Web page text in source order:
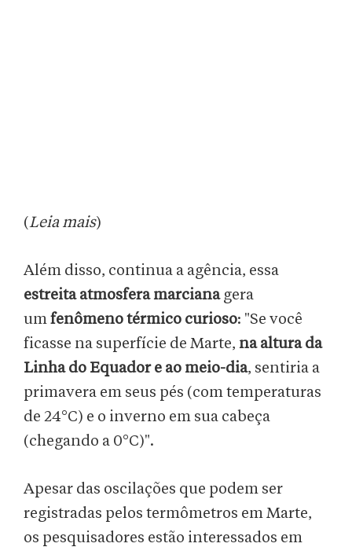
(Leia mais)
Além disso, continua a agência, essa
estreita atmosfera marciana gera
umfenômeno térmico curioso: "Se você
ficasse na superfície de Marte, na altura da
Linha do Equador e ao meio-dia, sentiria a
primavera em seus pés (com temperaturas
de 24°C) e o inverno em sua cabeça
(chegando a 0°C)".
Apesar das oscilações que podem ser
registradas pelos termômetros em Marte,
os pesquisadores estão interessados em